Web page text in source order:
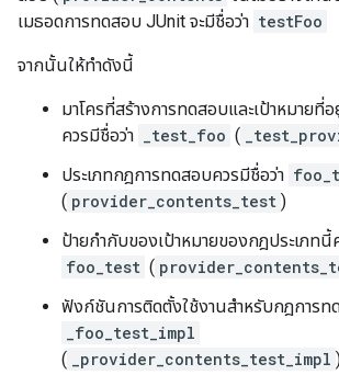
เมธอดการทดสอบ JUnit จะมีชื่อว่า testFoo
จากนั้นให้ทำดังนี้
มาโครที่สร้างการทดสอบและเป้าหมายที่
ควรมีชื่อว่า
_test_foo (
ประเภทกฎการทดสอบควรมีชื่อว่า
( provider_contents_test )
ป้ายกำกับของเป้าหมายของกฎประเภทนี้
foo_test (
ฟังก์ชันการติดตั้งใช้งานสำหรับกฎการท
_foo_test_impl
(
_provider_contents_test_impl